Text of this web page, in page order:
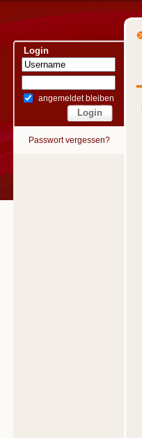
Login
angemeldet bleiben
Passwort vergessen?